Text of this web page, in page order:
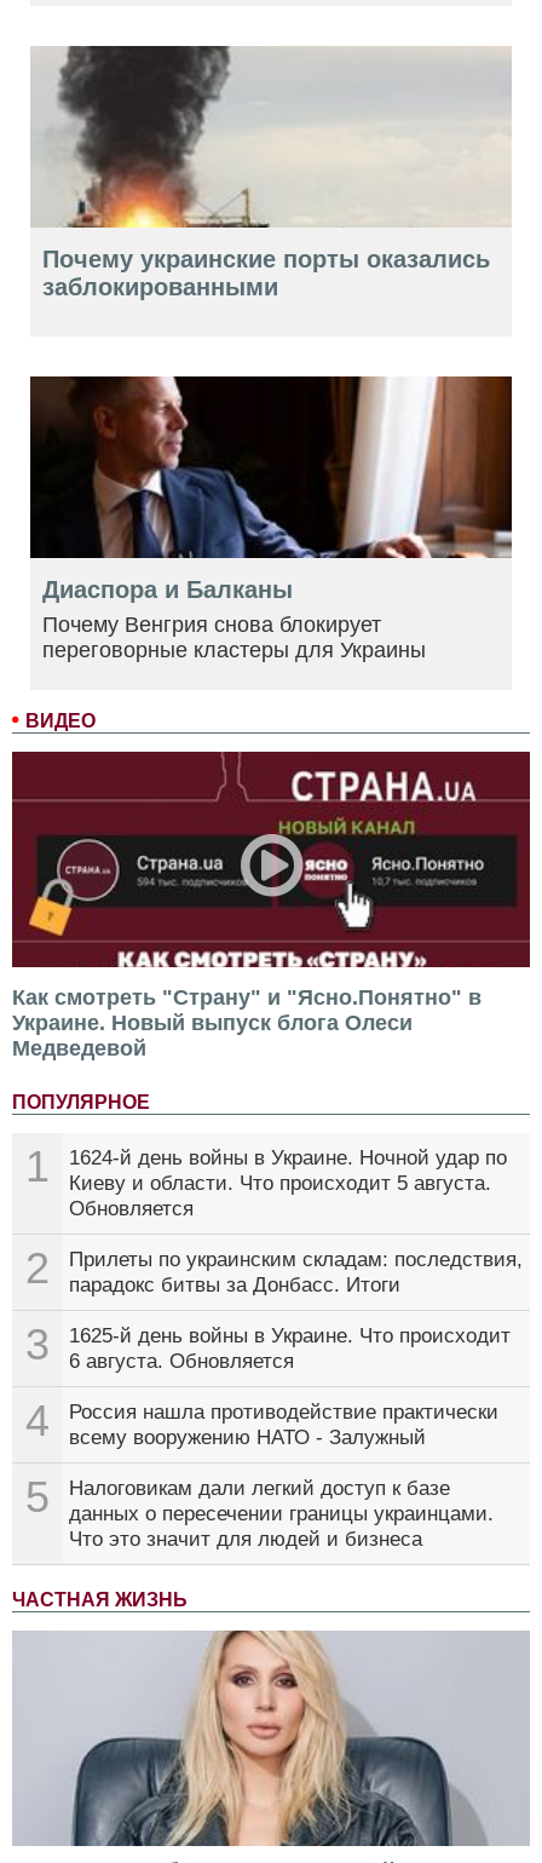
ВИДЕО
Как смотреть "Страну" и "Ясно.Понятно" в
Украине. Новый выпуск блога Олеси
Медведевой
ПОПУЛЯРНОЕ
1
1624-й день войны в Украине. Ночной удар по
Киеву и области. Что происходит 5 августа.
Обновляется
2
Прилеты по украинским складам: последствия,
парадокс битвы за Донбасс. Итоги
3
1625-й день войны в Украине. Что происходит
6 августа. Обновляется
4
Россия нашла противодействие практически
всему вооружению НАТО - Залужный
5
Налоговикам дали легкий доступ к базе
данных о пересечении границы украинцами.
Что это значит для людей и бизнеса
ЧАСТНАЯ ЖИЗНЬ
Почему украинские порты оказались
заблокированными
Диаспора и Балканы
Почему Венгрия снова блокирует
переговорные кластеры для Украины